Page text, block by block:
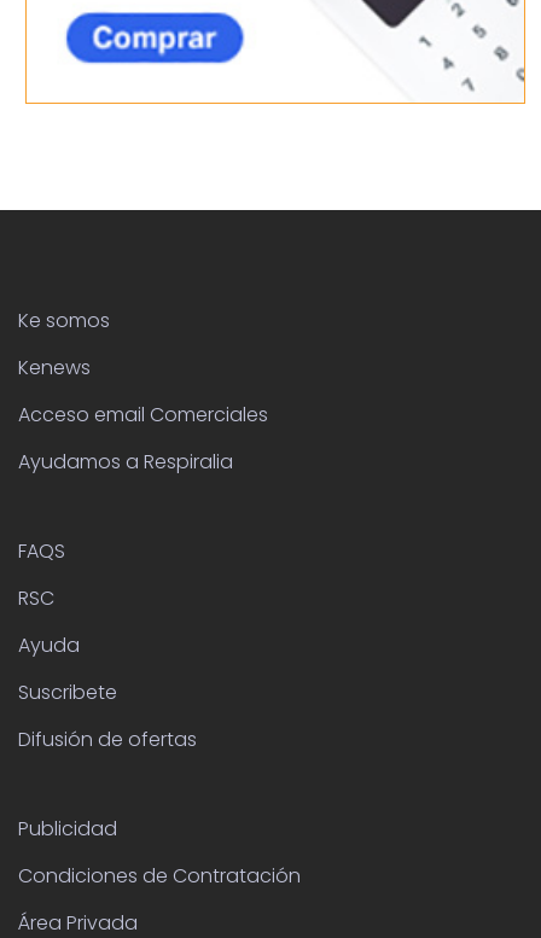
Ke somos
Kenews
Acceso email Comerciales
Ayudamos a Respiralia
FAQS
RSC
Ayuda
Suscribete
Difusión de ofertas
Publicidad
Condiciones de Contratación
Área Privada